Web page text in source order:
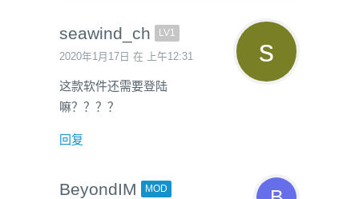
seawind_ch LV1
2020年1月17日 在 上午12:31
这款软件还需要登陆
嘛？？？？
回复
BeyondIM MOD